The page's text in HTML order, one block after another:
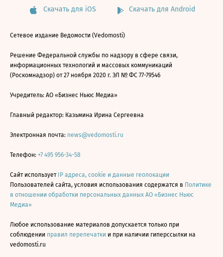
Скачать для iOS Скачать для Android
Сетевое издание Ведомости (Vedomosti)
Решение Федеральной службы по надзору в сфере связи,
информационных технологий и массовых коммуникаций
(Роскомнадзор) от 27 ноября 2020 г. ЭЛ № ФС 77-79546
Учредитель: АО «Бизнес Ньюс Медиа»
Главный редактор: Казьмина Ирина Сергеевна
Электронная почта: news@vedomosti.ru
Телефон: +7 495 956-34-58
Сайт использует IP адреса, cookie и данные геолокации
Пользователей сайта, условия использования содержатся в Политике
в отношении обработки персональных данных АО «Бизнес Ньюс
Медиа»
Любое использование материалов допускается только при
соблюдении правил перепечатки и при наличии гиперссылки на
vedomosti.ru